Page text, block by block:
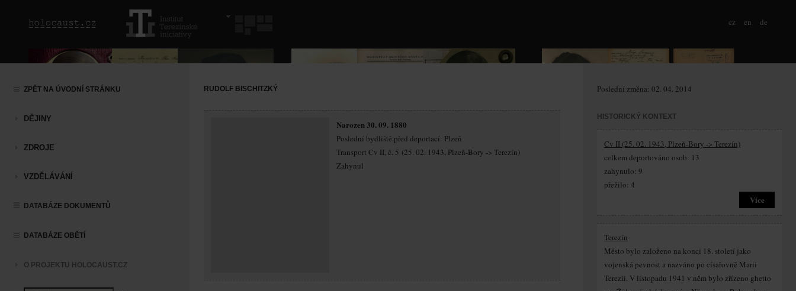
cz en de
ZPĚT NA ÚVODNÍ STRÁNKU
DĚJINY
ZDROJE
VZDĚLÁVÁNÍ
DATABÁZE DOKUMENTŮ
DATABÁZE OBĚTÍ
O PROJEKTU HOLOCAUST.CZ
RUDOLF BISCHITZKÝ
Narozen 30. 09. 1880
Poslední bydliště před deportací: Plzeň
Transport Cv II, č. 5 (25. 02. 1943, Plzeň-Bory -> Terezín)
Zahynul
Poslední změna: 02. 04. 2014
HISTORICKÝ KONTEXT
Cv II (25. 02. 1943, Plzeň-Bory -> Terezín)
celkem deportováno osob: 13
zahynulo: 9
přežilo: 4
Více
Terezín
Město bylo založeno na konci 18. století jako
vojenská pevnost a nazváno po císařovně Marii
Terezii. V listopadu 1941 v něm bylo zřízeno ghetto